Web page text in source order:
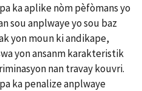
ka aplike nòm pèfòmans yo
sou anplwaye yo sou baz
yon moun ki andikape,
yon ansanm karakteristik
nan travay kouvri.
ka penalize anplwaye